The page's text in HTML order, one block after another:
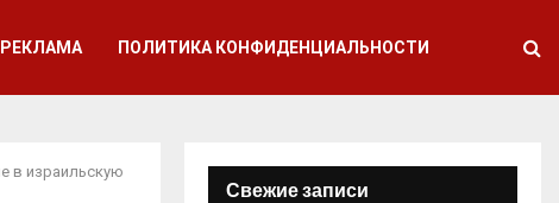
РЕКЛАМА ПОЛИТИКА КОНФИДЕНЦИАЛЬНОСТИ
в израильскую
Свежие записи